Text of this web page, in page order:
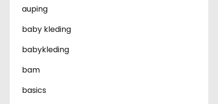
auping
baby kleding
babykleding
bam
basics